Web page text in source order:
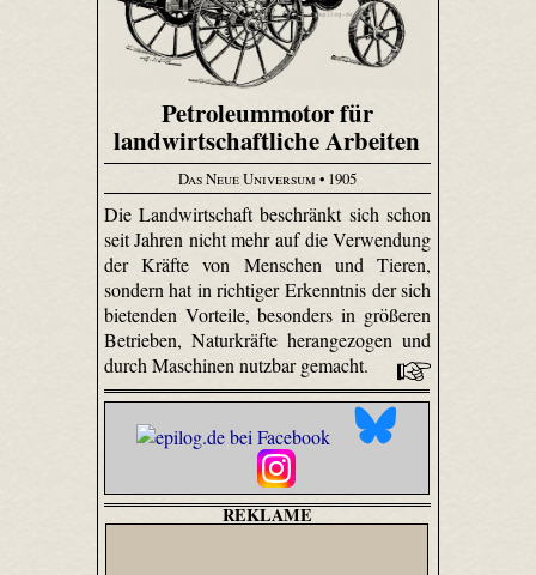
Petroleummotor für
landwirtschaftliche Arbeiten
Das Neue Universum • 1905
Die Landwirtschaft beschränkt sich schon
seit Jahren nicht mehr auf die Verwendung
der Kräfte von Menschen und Tieren,
sondern hat in richtiger Erkenntnis der sich
bietenden Vorteile, besonders in größeren
Betrieben, Naturkräfte herangezogen und
durch Maschinen nutzbar gemacht.
REKLAME